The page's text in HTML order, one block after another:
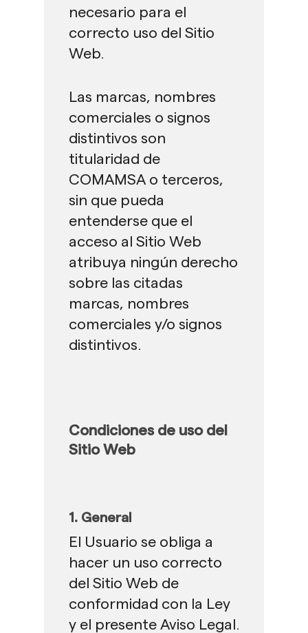
necesario para el
correcto uso del Sitio
Web.
Las marcas, nombres
comerciales o signos
distintivos son
titularidad de
COMAMSA o terceros,
sin que pueda
entenderse que el
acceso al Sitio Web
atribuya ningún derecho
sobre las citadas
marcas, nombres
comerciales y/o signos
distintivos.
Condiciones de uso del
Sitio Web
1. General
El Usuario se obliga a
hacer un uso correcto
del Sitio Web de
conformidad con la Ley
y el presente Aviso Legal.